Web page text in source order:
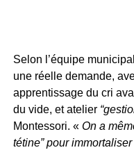
Selon l’équipe
une réelle demande,
apprentissage du cri
du vide, et atelier
Montessori. «On a
tétine” pour